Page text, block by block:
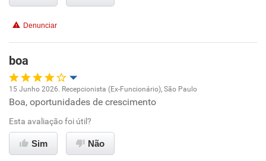
Benefícios
Não recomenda esta empresa
Não recomenda a diretoria
Denunciar
boa
Oportunidade de promoção
Ambiente de trabalho
15 Junho 2026. Recepcionista (Ex-Funcionário), São Paulo
Boa, oportunidades de crescimento
Esta avaliação foi útil?
Sim Não